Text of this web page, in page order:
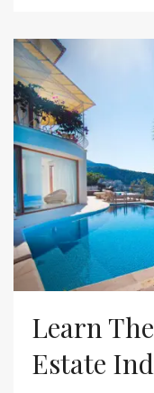
Learn
Estate